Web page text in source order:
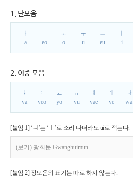
1. 단모음
ㅏ
a
ㅓ
eo
ㅗ
o
ㅜ
u
ㅡ
eu
i
2. 이중 모음
ㅑ
ya
ㅕ
yeo
ㅛ
yo
ㅠ
yu
ㅒ
yae
ㅖ
ye
ㅘ
wa
[붙임 1] ‘ㅢ’는 ‘ㅣ’로 소리 나더라도 ui로 적는다.
(보기) 광희문 Gwanghuimun
[붙임 2] 장모음의 표기는 따로 하지 않는다.